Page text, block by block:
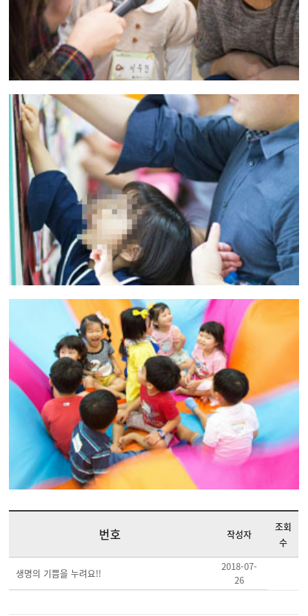
번호 작성자
조회
수
생명의 기쁨을 누려요!!
2018-07-
26